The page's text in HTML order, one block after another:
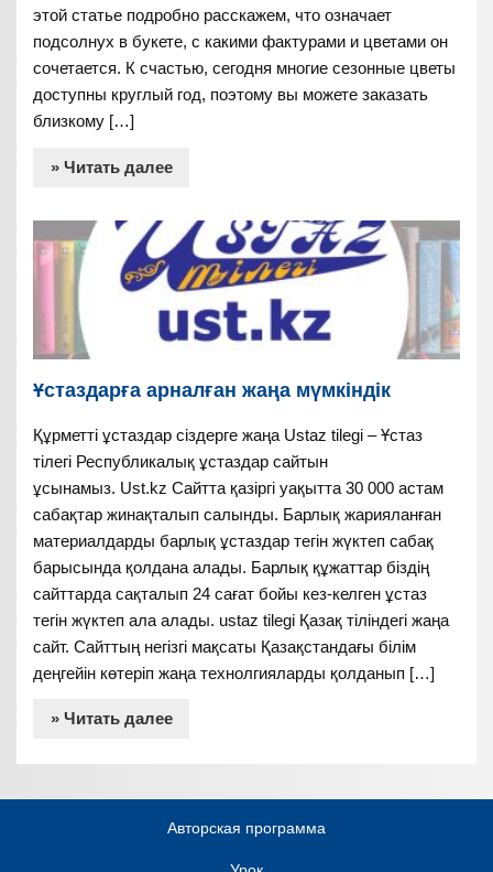
этой статье подробно расскажем, что означает
подсолнух в букете, с какими фактурами и цветами он
сочетается. К счастью, сегодня многие сезонные цветы
доступны круглый год, поэтому вы можете заказать
близкому […]
» Читать далее
Ұстаздарға арналған жаңа мүмкіндік
Құрметті ұстаздар сіздерге жаңа Ustaz tilegi – Ұстаз
тілегі Республикалық ұстаздар сайтын
ұсынамыз. Ust.kz Сайтта қазіргі уақытта 30 000 астам
сабақтар жинақталып салынды. Барлық жарияланған
материалдарды барлық ұстаздар тегін жүктеп сабақ
барысында қолдана алады. Барлық құжаттар біздің
сайттарда сақталып 24 сағат бойы кез-келген ұстаз
тегін жүктеп ала алады. ustaz tilegi Қазақ тіліндегі жаңа
сайт. Сайттың негізгі мақсаты Қазақстандағы білім
деңгейін көтеріп жаңа технолгияларды қолданып […]
» Читать далее
Авторская программа